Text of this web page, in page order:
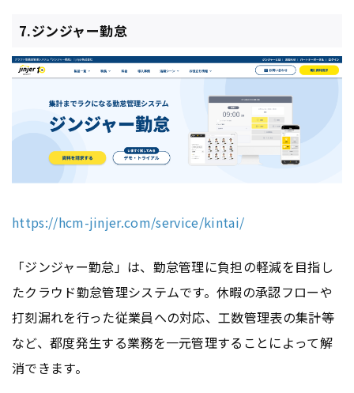
7.ジンジャー勤怠
https://hcm-jinjer.com/service/kintai/
「ジンジャー勤怠」は、勤怠管理に負担の軽減を目指し
たクラウド勤怠管理システムです。休暇の承認フローや
打刻漏れを行った従業員への対応、工数管理表の集計等
など、都度発生する業務を一元管理することによって解
消できます。